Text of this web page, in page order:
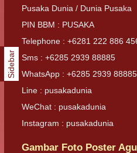
Pusaka Dunia / Dunia Pusaka
PIN BBM : PUSAKA
Telephone : +6281 222 886
Sms : +6285 2939 88885
WhatsApp : +6285 2939 88885
Line : pusakadunia
WeChat : pusakadunia
Instagram : pusakadunia
Gambar Foto Poster
Sidebar